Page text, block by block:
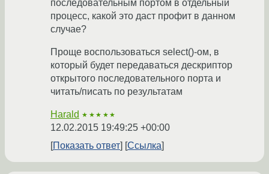
последовательным портом в отдельный
процесс, какой это даст профит в данном
случае?
Проще воспользоваться select()-ом, в
который будет передаваться дескриптор
открытого последовательного порта и
читать/писать по результатам
Harald ★★★★★
12.02.2015 19:49:25 +00:00
Показать ответ
Ссылка